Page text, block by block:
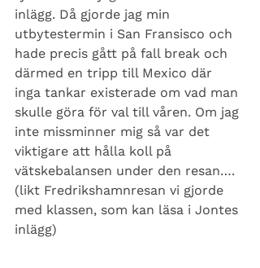
inlägg. Då gjorde jag min
utbytestermin i San Fransisco och
hade precis gått på fall break och
därmed en tripp till Mexico där
inga tankar existerade om vad man
skulle göra för val till våren. Om jag
inte missminner mig så var det
viktigare att hålla koll på
vätskebalansen under den resan….
(likt Fredrikshamnresan vi gjorde
med klassen, som kan läsa i Jontes
inlägg)